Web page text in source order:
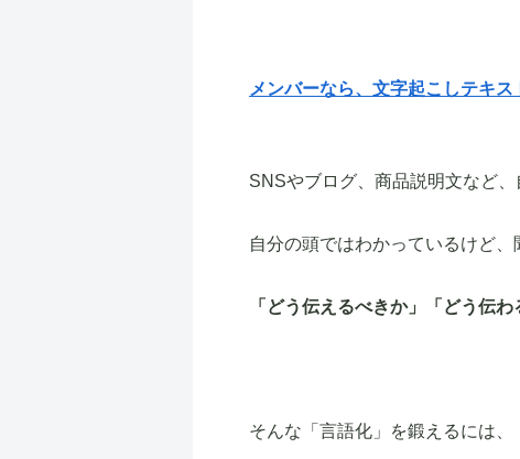
メンバーなら、文字起こしテキ
SNSやブログ、商品説明文など
自分の頭ではわかっているけど
「どう伝えるべきか」「どう伝
そんな「言語化」を鍛えるには、